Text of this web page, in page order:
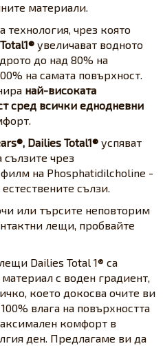
материали.
технология, чрез която
увеличават водното
до над 80% на
на самата повърхност.
най-високата
сред всички еднодневни
Dailies Total1® успяват
сълзите чрез
на Phosphatidilcholine -
сълзи.
или търсите неповторим
лещи, пробвайте
Dailies Total 1® са
с воден градиент,
което докосва очите ви
влага на повърхността
комфорт в
ден. Предлагаме ви да